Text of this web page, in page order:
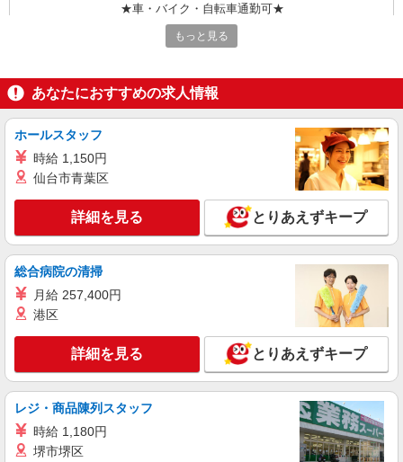
★車・バイク・自転車通勤可★
パート
マミーマート鮮魚加工センター
鮮魚パック詰め・加工スタッフ
＜パート＞ 時給1,210円〜（包丁使用ありのシ
埼玉県川越市大字大袋650番地（川越市場内）
車・バイク・自転車通勤可（無料駐車場あり）
キープ 詳細を見る
正社員
くらづくり本舗 第三工場
キャリアを育てる和菓子製造スタッフ
月給186,000円〜230,000円 ※経験等により相
談 ※試用期間3ヶ月有(同条件)
■くらづくり本舗 第三工場 埼玉県川越市古谷
上5323 ※当社は、第三工場のほか、 第一工場
（埼玉県川越市久保町5番地3） 第二工場（埼玉県
川越市西小仙波町1-6-3） の製造工場があります。
状況によっては、工場間異動もございますので、
詳細を見る
もっと見る
あなたにおすすめの求人情報
ホールスタッフ
時給 1,150円
仙台市青葉区
詳細を見る とりあえずキープ
総合病院の清掃
月給 257,400円
港区
詳細を見る とりあえずキープ
レジ・商品陳列スタッフ
時給 1,180円
堺市堺区